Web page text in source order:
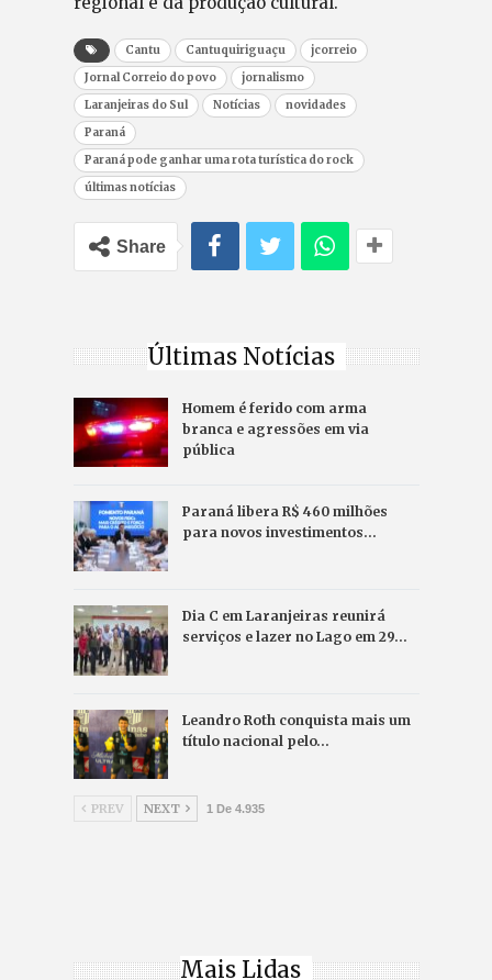
Cantu Cantuquiriguaçu
jcorreio
Jornal Correio do povo
jornalismo
Laranjeiras do Sul
Notícias
novidades
Paraná
Paraná pode ganhar uma rota turística do rock
últimas notícias
Share
Últimas Notícias
Homem é ferido com arma
branca e agressões em via
pública
Paraná libera R$ 460 milhões
para novos investimentos…
Dia C em Laranjeiras reunirá
serviços e lazer no Lago em 29…
Leandro Roth conquista mais um
título nacional pelo…
PREV NEXT 1 De 4.935
Mais Lidas